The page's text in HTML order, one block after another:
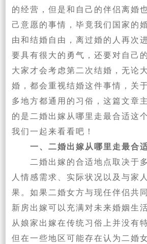
的经营，但是和自己的伴侣离婚
己意愿的事情，毕竟我们国家的
由和结婚自由，离过婚的人再次
要具有很大的勇气，还要对自己
大家才会考虑第二次结婚，无论
婚，都会重视结婚这件事情，关
多地方都通用的习俗，这篇文章
的是二婚出嫁从哪里走最合适这
我们一起来看看吧！
一、二婚出嫁从哪里走最合
二婚出嫁的合适地点取决于
人情感需求、实际状况以及与家
果。‌如果二婚女方与现任伴侣共
新房出嫁可以充满对未来婚姻生
从娘家出嫁在传统习俗上并没有
但在一些地区可能存在认为二婚